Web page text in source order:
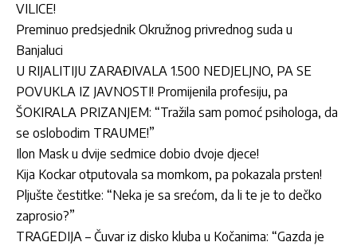
VILICE!
Preminuo predsjednik Okružnog privrednog suda u
Banjaluci
U RIJALITIJU ZARAĐIVALA 1.500 NEDJELJNO, PA SE
POVUKLA IZ JAVNOSTI! Promijenila profesiju, pa
ŠOKIRALA PRIZANJEM: “Tražila sam pomoć psihologa, da
se oslobodim TRAUME!”
Ilon Mask u dvije sedmice dobio dvoje djece!
Kija Kockar otputovala sa momkom, pa pokazala prsten!
Pljušte čestitke: “Neka je sa srećom, da li te je to dečko
zaprosio?”
TRAGEDIJA – Čuvar iz disko kluba u Kočanima: “Gazda je